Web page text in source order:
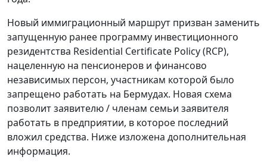
Новый иммиграционный маршрут призван заменить
запущенную ранее программу инвестиционного
резидентства Residential Certificate Policy (RCP),
нацеленную на пенсионеров и финансово
независимых персон, участникам которой было
запрещено работать на Бермудах. Новая схема
позволит заявителю / членам семьи заявителя
работать в предприятии, в которое последний
вложил средства. Ниже изложена дополнительная
информация.